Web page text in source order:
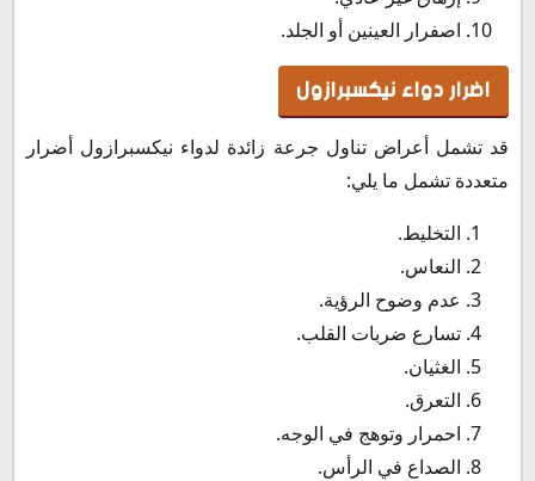
اصفرار العينين أو الجلد.
اضرار دواء نيكسبرازول
قد تشمل أعراض تناول جرعة زائدة لدواء نيكسبرازول أضرار
متعددة تشمل ما يلي:
التخليط.
النعاس.
عدم وضوح الرؤية.
تسارع ضربات القلب.
الغثيان.
التعرق.
احمرار وتوهج في الوجه.
الصداع في الرأس.